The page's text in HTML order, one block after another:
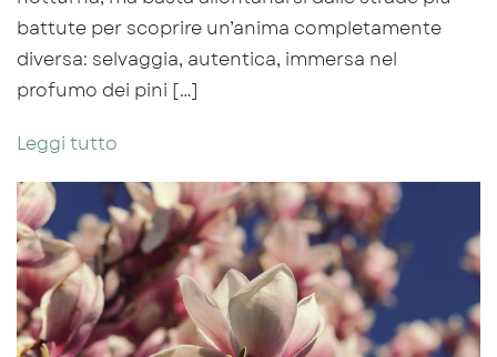
battute per scoprire un’anima completamente
diversa: selvaggia, autentica, immersa nel
profumo dei pini […]
Leggi tutto